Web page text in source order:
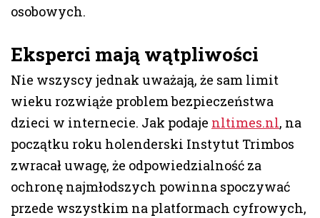
osobowych.
Eksperci mają wątpliwości
Nie wszyscy jednak uważają, że sam limit
wieku rozwiąże problem bezpieczeństwa
dzieci w internecie. Jak podaje nltimes.nl, na
początku roku holenderski Instytut Trimbos
zwracał uwagę, że odpowiedzialność za
ochronę najmłodszych powinna spoczywać
przede wszystkim na platformach cyfrowych,